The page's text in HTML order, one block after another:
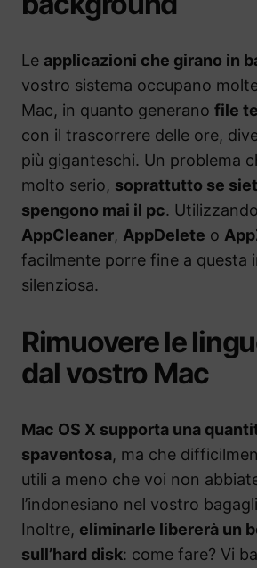
Le applicazioni che girano in
vostro sistema occupano
Mac, in quanto generano file
con il trascorrere delle ore,
più giganteschi. Un problema
molto serio, soprattutto se
spengono mai il pc.
AppCleaner, AppDelete o
facilmente porre fine a questa
silenziosa.
Rimuovere le
dal vostro Mac
Mac OS X supporta una
spaventosa, ma che
utili a meno che voi non
l’indonesiano nel vostro
Inoltre, eliminarle libererà un
sull’hard disk: come fare? Vi